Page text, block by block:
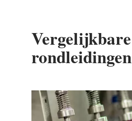
Vergelijkbare
rondleidingen